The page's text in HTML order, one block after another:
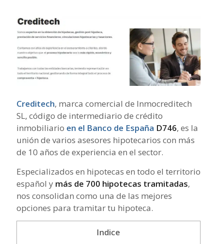
Creditech, marca comercial de Inmocreditech
SL, código de intermediario de crédito
inmobiliario en el Banco de España D746, es la
unión de varios asesores hipotecarios con más
de 10 años de experiencia en el sector.
Especializados en hipotecas en todo el territorio
español y más de 700 hipotecas tramitadas,
nos consolidan como una de las mejores
opciones para tramitar tu hipoteca.
Indice